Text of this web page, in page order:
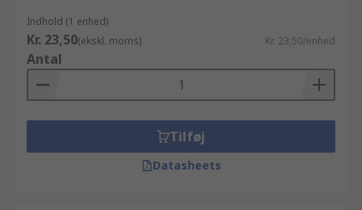
Indhold (1 enhed)
Kr. 23,50(ekskl. moms) Kr. 23,50/enhed
Antal
Tilføj
Datasheets